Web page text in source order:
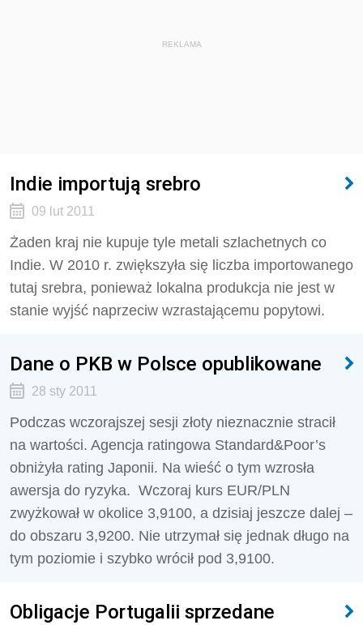
REKLAMA
Indie importują srebro
09 lut 2011
Żaden kraj nie kupuje tyle metali szlachetnych co
Indie. W 2010 r. zwiększyła się liczba importowanego
tutaj srebra, ponieważ lokalna produkcja nie jest w
stanie wyjść naprzeciw wzrastającemu popytowi.
Dane o PKB w Polsce opublikowane
28 sty 2011
Podczas wczorajszej sesji złoty nieznacznie stracił
na wartości. Agencja ratingowa Standard&Poor’s
obniżyła rating Japonii. Na wieść o tym wzrosła
awersja do ryzyka. Wczoraj kurs EUR/PLN
zwyżkował w okolice 3,9100, a dzisiaj jeszcze dalej –
do obszaru 3,9200. Nie utrzymał się jednak długo na
tym poziomie i szybko wrócił pod 3,9100.
Obligacje Portugalii sprzedane